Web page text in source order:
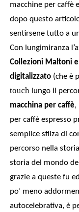
macchine per caffè
dopo questo
sentirsene tutto a
Con lungimiranza
Collezioni Maltoni
digitalizzato (che è
touch lungo il
macchina per caffè,
per caffè espresso
semplice sfilza di
percorso nella
storia del mondo
grazie a queste fu
po’ meno
autocelebrativa, è